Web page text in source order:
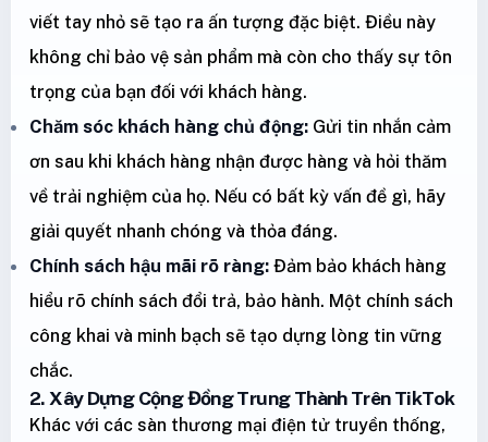
viết tay nhỏ sẽ tạo ra ấn tượng đặc biệt. Điều này
không chỉ bảo vệ sản phẩm mà còn cho thấy sự tôn
trọng của bạn đối với khách hàng.
Chăm sóc khách hàng chủ động: Gửi tin nhắn cảm
ơn sau khi khách hàng nhận được hàng và hỏi thăm
về trải nghiệm của họ. Nếu có bất kỳ vấn đề gì, hãy
giải quyết nhanh chóng và thỏa đáng.
Chính sách hậu mãi rõ ràng: Đảm bảo khách hàng
hiểu rõ chính sách đổi trả, bảo hành. Một chính sách
công khai và minh bạch sẽ tạo dựng lòng tin vững
chắc.
2. Xây Dựng Cộng Đồng Trung Thành Trên TikTok
Khác với các sàn thương mại điện tử truyền thống,